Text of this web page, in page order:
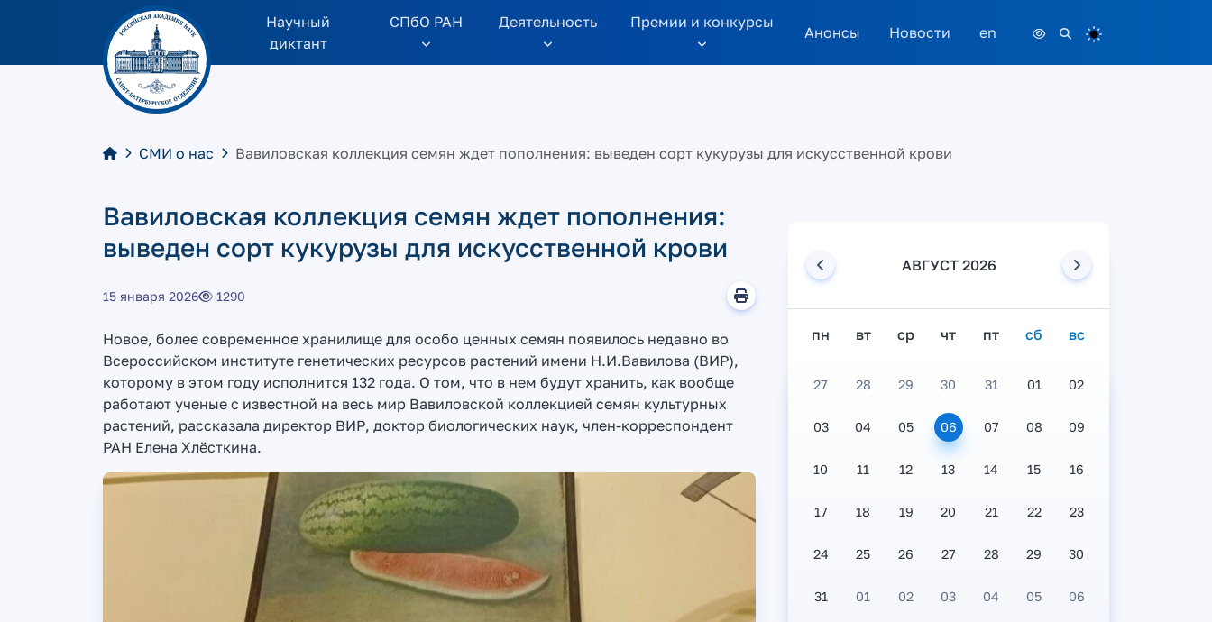
Научный
диктант
СПбО РАН Дeятельность Премии и конкурсы
Анонсы Новости en
СМИ о нас Вавиловская коллекция семян ждет пополнения: выведен сорт кукурузы для искусственной крови
Вавиловская коллекция семян ждет пополнения:
выведен сорт кукурузы для искусственной крови
15 января 2026 1290
Новое, более современное хранилище для особо ценных семян появилось недавно во
Всероссийском институте генетических ресурсов растений имени Н.И.Вавилова (ВИР),
которому в этом году исполнится 132 года. О том, что в нем будут хранить, как вообще
работают ученые с известной на весь мир Вавиловской коллекцией семян культурных
растений, рассказала директор ВИР, доктор биологических наук, член-корреспондент
РАН Елена Хлёсткина.
АВГУСТ 2026
пн вт ср чт пт сб вс
27 28 29 30 31 01 02
03 04 05 06 07 08 09
10 11 12 13 14 15 16
17 18 19 20 21 22 23
24 25 26 27 28 29 30
31 01 02 03 04 05 06